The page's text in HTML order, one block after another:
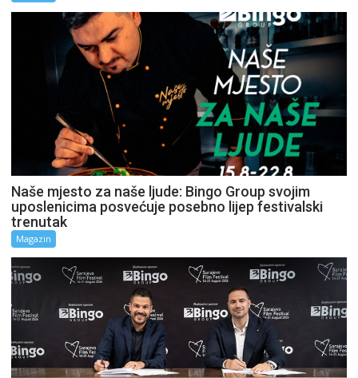
Naše mjesto za naše ljude: Bingo Group svojim
uposlenicima posvećuje posebno lijep festivalski
trenutak
Magazin